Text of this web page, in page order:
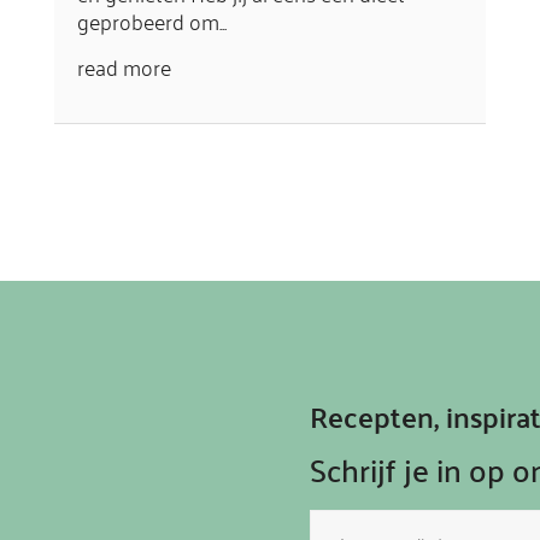
geprobeerd om...
read more
Recepten,
Schrijf je in op
E-